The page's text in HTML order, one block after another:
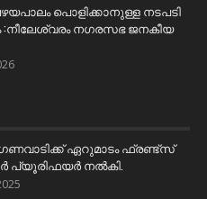
പൊളിക്കാനുള്ള നടപടി
:നീലേശ്വരം നഗരസഭ ജനകീയ
ഏറുമാടം ഫ്രണ്ട്സ്
പ്യൂരിഫയർ നൽകി.